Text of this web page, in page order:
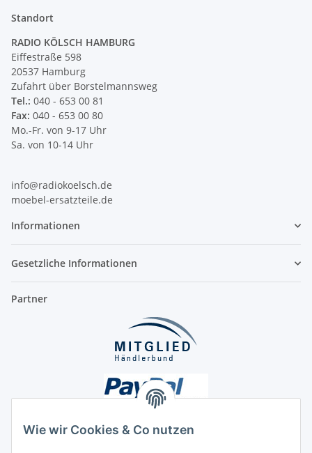
Wie wir Cookies & Co nutzen
Standort
RADIO KÖLSCH HAMBURG
Eiffestraße 598
20537 Hamburg
Zufahrt über Borstelmannsweg
Tel.: 040 - 653 00 81
Fax: 040 - 653 00 80
Mo.-Fr. von 9-17 Uhr
Sa. von 10-14 Uhr
info@radiokoelsch.de
moebel-ersatzteile.de
Informationen
Gesetzliche Informationen
Partner